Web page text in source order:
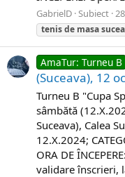
GabrielD Subiect
tenisde masa
AmaTur: Turneu B
(Suceava), 12
Turneu B "Cupa
sâmbătă
Suceava), Calea
12.X.2024;
ORA DE
validare înscrieri,